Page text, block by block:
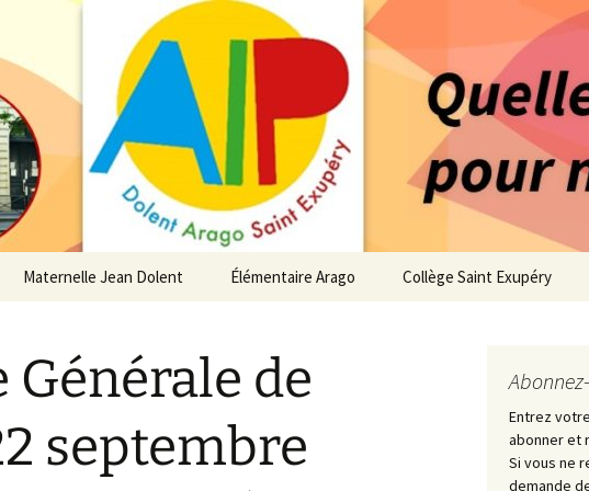
– Association
d'élèves depuis
des enfants du secteur scolaire Dolent-Arago-Saint
l’AIP
Le Bureau
Maternelle Jean Dolent
Infos pratiques
Maternelle
Élémentaire Arago
Infos pratiques
Élémentaire
Collège Saint Exupéry
Infos pratiques Collège
de
septembre
Entrez
abonner et
Si vous ne
demande